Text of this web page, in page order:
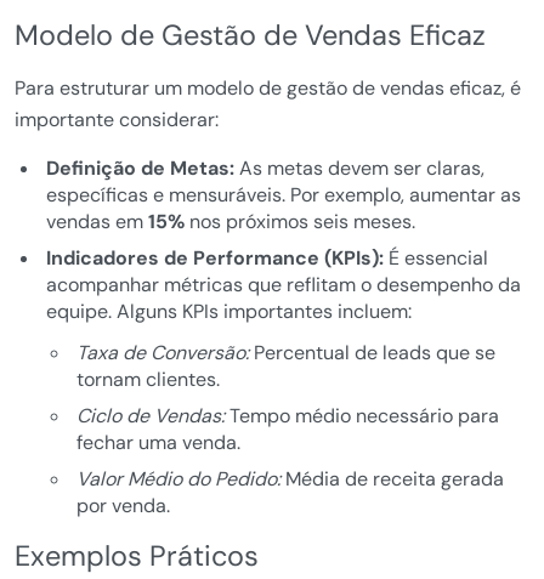
Modelo de Gestão de Vendas Eficaz
Para estruturar um modelo de gestão de vendas eficaz, é
importante considerar:
Definição de Metas:As metas devem ser claras,
específicas e mensuráveis. Por exemplo, aumentar as
vendas em15%nos próximos seis meses.
Indicadores de Performance (KPIs):É essencial
acompanhar métricas que reflitam o desempenho da
equipe. Alguns KPIs importantes incluem:
Taxa de Conversão:Percentual de leads que se
tornam clientes.
Ciclo de Vendas:Tempo médio necessário para
fechar uma venda.
Valor Médio do Pedido:Média de receita gerada
por venda.
Exemplos Práticos